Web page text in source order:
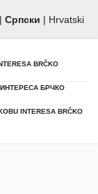
Српски | Hrvatski
BRČKO
БРЧКО
INTERESA BRČKO